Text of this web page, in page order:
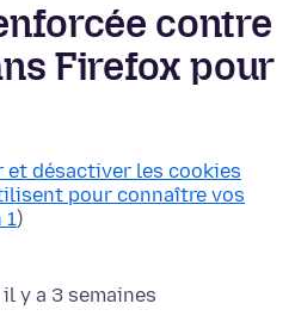
contre
Firefox pour
et désactiver les cookies
pour connaître vos
1)
il y a 3 semaines